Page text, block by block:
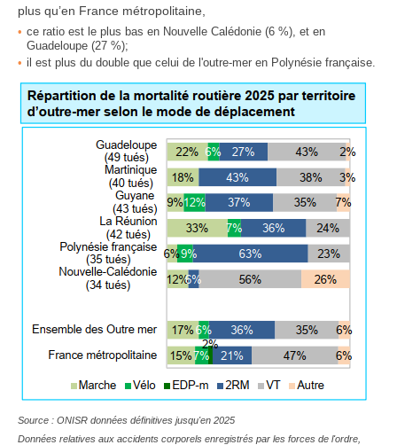
plus qu’en France métropolitaine,
ce ratio est le plus bas en Nouvelle Calédonie (6 %), et en
Guadeloupe (27 %);
il est plus du double que celui de l'outre-mer en Polynésie française.
Source : ONISR données définitives jusqu'en 2025
Données relatives aux accidents corporels enregistrés par les forces de l'ordre,